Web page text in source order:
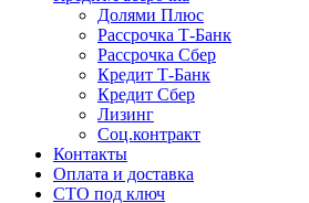
Долями Плюс
Рассрочка Т-Банк
Рассрочка Сбер
Кредит Т-Банк
Кредит Сбер
Лизинг
Соц.контракт
Контакты
Оплата и доставка
СТО под ключ